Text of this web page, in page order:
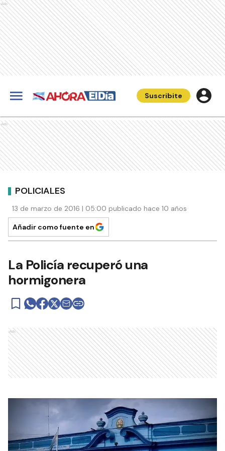
Ads
Suscribite
Ads
POLICIALES
13 de marzo de 2016 | 05:00 publicado hace 10 años
Añadir como fuente en
La Policía recuperó una
hormigonera
Ads